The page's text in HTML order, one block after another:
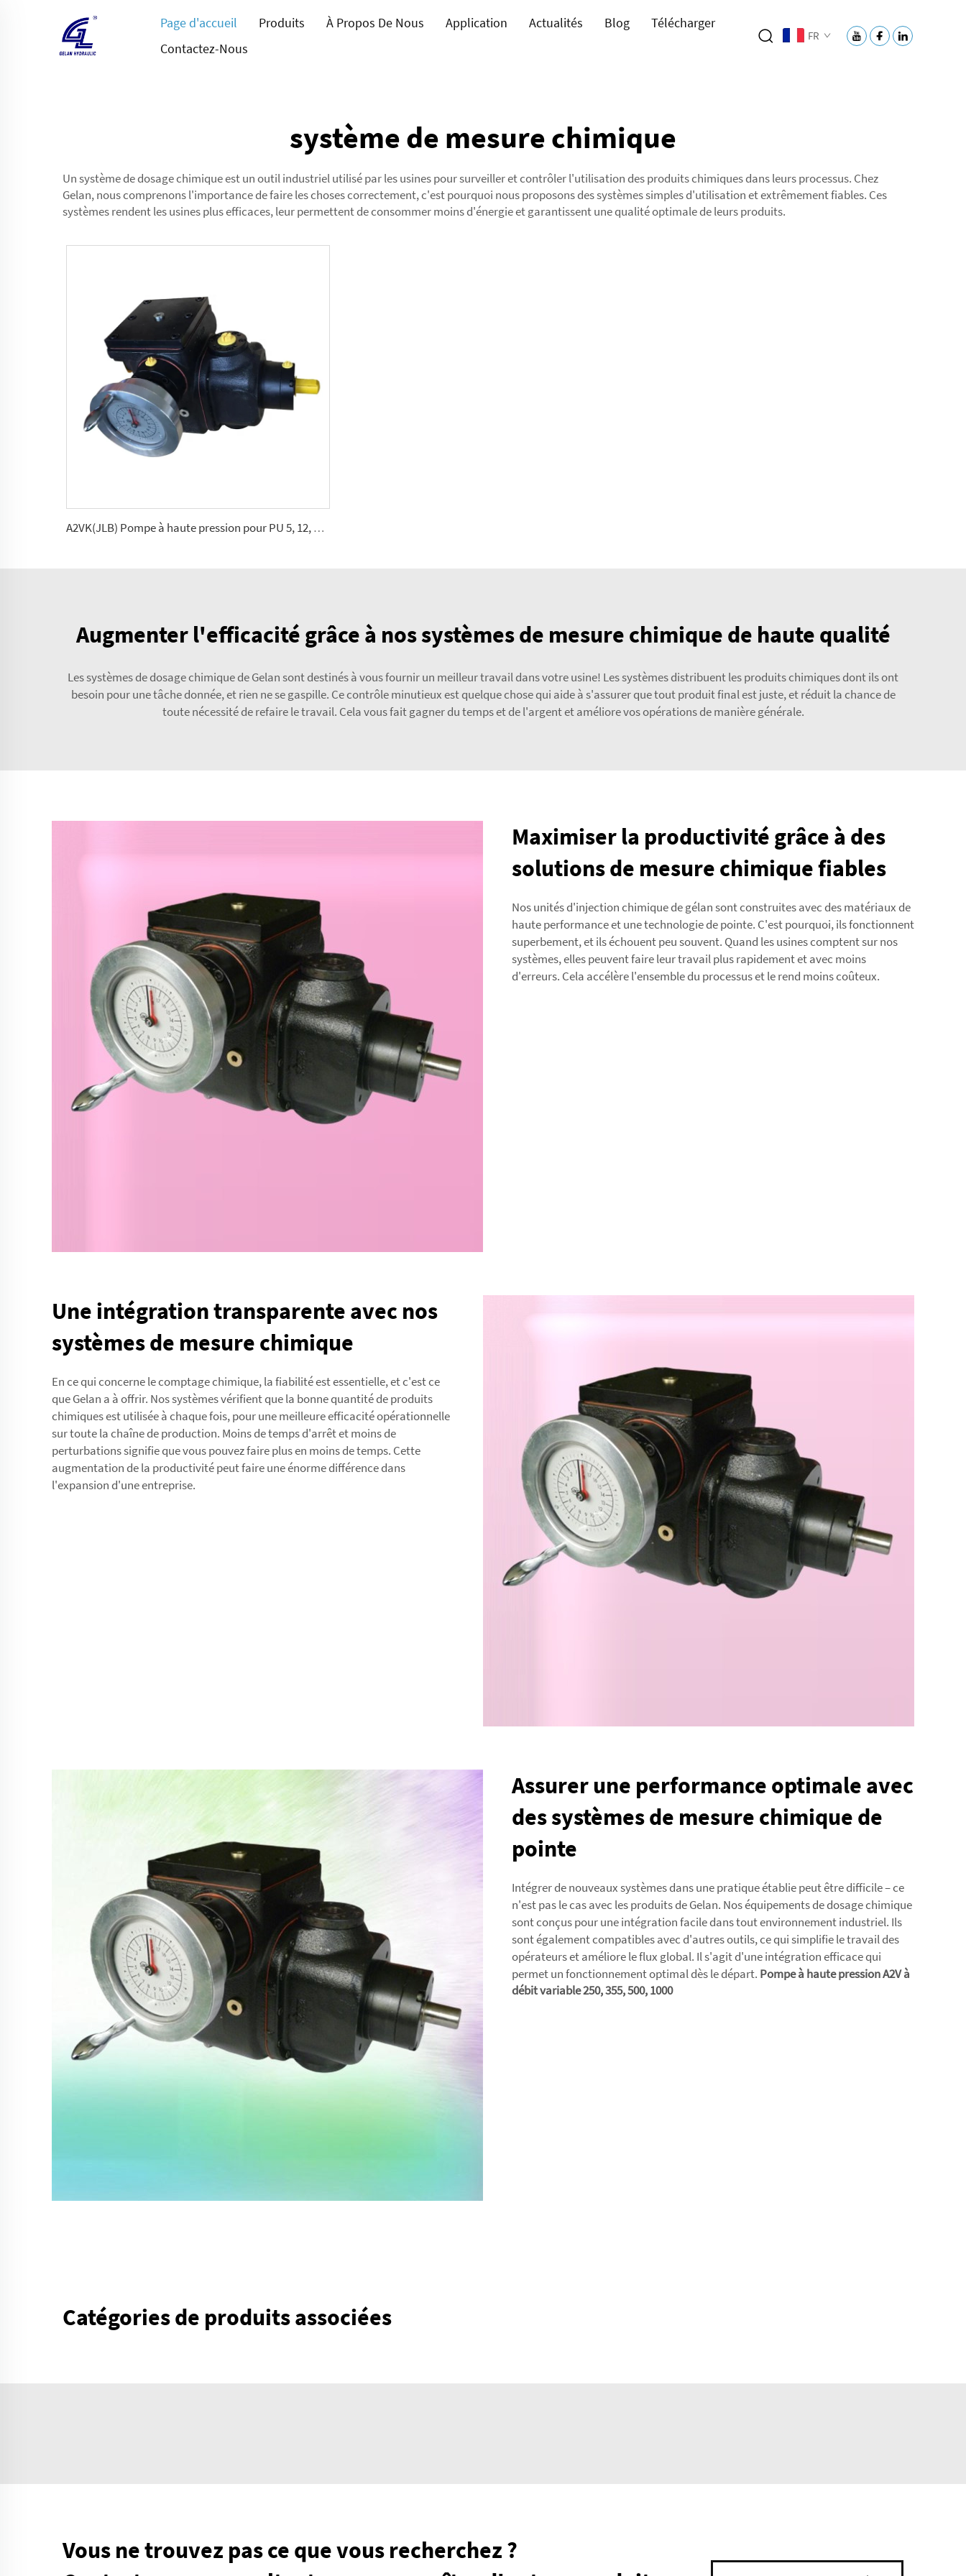
Page d'accueil Produits À Propos De Nous Application Actualités Blog
Télécharger
Contactez-Nous
FR
système de mesure chimique
Un système de dosage chimique est un outil industriel utilisé par les usines pour surveiller et contrôler l'utilisation des produits chimiques dans leurs processus. Chez
Gelan, nous comprenons l'importance de faire les choses correctement, c'est pourquoi nous proposons des systèmes simples d'utilisation et extrêmement fiables. Ces
systèmes rendent les usines plus efficaces, leur permettent de consommer moins d'énergie et garantissent une qualité optimale de leurs produits.
A2VK(JLB) Pompe à haute pression pour PU 5, 12, 28, 55, 107, 225(cm³/tour)
Augmenter l'efficacité grâce à nos systèmes de mesure chimique de haute qualité
Les systèmes de dosage chimique de Gelan sont destinés à vous fournir un meilleur travail dans votre usine! Les systèmes distribuent les produits chimiques dont ils ont
besoin pour une tâche donnée, et rien ne se gaspille. Ce contrôle minutieux est quelque chose qui aide à s'assurer que tout produit final est juste, et réduit la chance de
toute nécessité de refaire le travail. Cela vous fait gagner du temps et de l'argent et améliore vos opérations de manière générale.
Maximiser la productivité grâce à des
solutions de mesure chimique fiables
Nos unités d'injection chimique de gélan sont construites avec des matériaux de
haute performance et une technologie de pointe. C'est pourquoi, ils fonctionnent
superbement, et ils échouent peu souvent. Quand les usines comptent sur nos
systèmes, elles peuvent faire leur travail plus rapidement et avec moins
d'erreurs. Cela accélère l'ensemble du processus et le rend moins coûteux.
Une intégration transparente avec nos
systèmes de mesure chimique
En ce qui concerne le comptage chimique, la fiabilité est essentielle, et c'est ce
que Gelan a à offrir. Nos systèmes vérifient que la bonne quantité de produits
chimiques est utilisée à chaque fois, pour une meilleure efficacité opérationnelle
sur toute la chaîne de production. Moins de temps d'arrêt et moins de
perturbations signifie que vous pouvez faire plus en moins de temps. Cette
augmentation de la productivité peut faire une énorme différence dans
l'expansion d'une entreprise.
Assurer une performance optimale avec
des systèmes de mesure chimique de
pointe
Intégrer de nouveaux systèmes dans une pratique établie peut être difficile – ce
n'est pas le cas avec les produits de Gelan. Nos équipements de dosage chimique
sont conçus pour une intégration facile dans tout environnement industriel. Ils
sont également compatibles avec d'autres outils, ce qui simplifie le travail des
opérateurs et améliore le flux global. Il s'agit d'une intégration efficace qui
permet un fonctionnement optimal dès le départ. Pompe à haute pression A2V à
débit variable 250, 355, 500, 1000
Catégories de produits associées
Vous ne trouvez pas ce que vous recherchez ?